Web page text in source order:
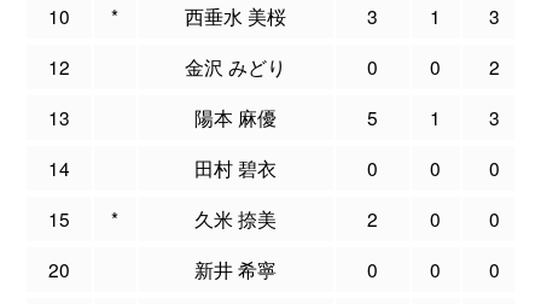
10
* 西垂水 美桜 3 1
3
12
金沢 みどり 0 0
2
13
陽本 麻優 5 1
3
14
田村 碧衣 0 0
0
15
* 久米 捺美 2 0
0
20
新井 希寧 0 0
0